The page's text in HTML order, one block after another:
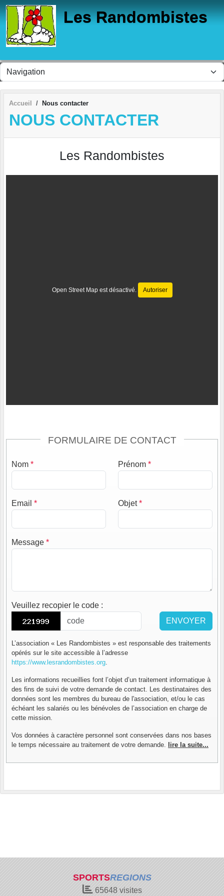
Les Randombistes
Accueil Nous contacter
NOUS CONTACTER
Les Randombistes
Open Street Map est désactivé. Autoriser
FORMULAIRE DE CONTACT
Nom * Prénom *
Email * Objet*
Message *
Veuillez recopier le code :
ENVOYER
L’association « Les Randombistes » est responsable des traitements
opérés sur le site accessible à l’adresse
https://www.lesrandombistes.org
Les informations recueillies font l’objet d’un traitement informatique à
des fins de suivi de votre demande de contact. Les destinataires des
données sont les membres du bureau de l'association, et/ou le cas
échéant les salariés ou les bénévoles de l’association en charge de
cette mission.
Vos données à caractère personnel sont conservées dans nos bases
le temps nécessaire au traitement de votre demande. lire la suite...
SPORTSREGIONS
65648visites
Panneau de gestion des cookies